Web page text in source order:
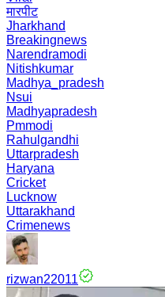
मारपीट
Jharkhand
Breakingnews
Narendramodi
Nitishkumar
Madhya_pradesh
Nsui
Madhyapradesh
Pmmodi
Rahulgandhi
Uttarpradesh
Haryana
Cricket
Lucknow
Uttarakhand
Crimenews
rizwan22011